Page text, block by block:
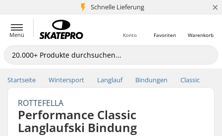
Schnelle Lieferung
5+ Mio. Kunden ×
Menü Warenkorb
Favoriten
Konto
Startseite Wintersport Langlauf Bindungen Classic
ROTTEFELLA
Performance Classic
Langlaufski Bindung